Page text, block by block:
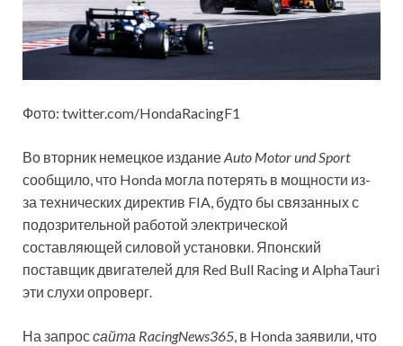
Фото: twitter.com/HondaRacingF1
Во вторник немецкое изданиеAuto Motor und Sport
сообщило, что Honda могла потерять в мощности из-
за технических директив FIA, будто бы связанных с
подозрительной работой электрической
составляющей силовой установки. Японский
поставщик двигателей для Red Bull Racing и AlphaTauri
эти слухи опроверг.
На запроссайта RacingNews365, в Honda заявили, что